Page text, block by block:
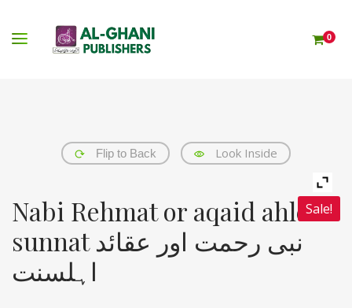
0
Flip to Back Look Inside
Sale!
Nabi Rehmat or aqaid ahle
sunnat نبی رحمت اور عقائد
اہلسنت